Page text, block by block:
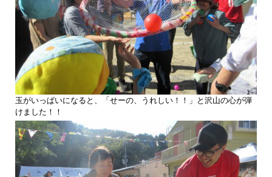
玉がいっぱいになると、「せーの、うれしい！！」と沢山の心が弾
けました！！